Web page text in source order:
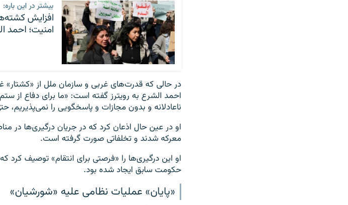
بیشتر در این باره:
افزایش
امنیت؛ احمد
در حالی که قدرت‌های غربی و سازمان ملل از «کشتار»
احمد الشرع به رویترز گفته است: «ما برای دفاع از
ناعادلانه و بدون مجازات و پاسخگویی را نمی‌پذیریم،
او در عین حال اذعان کرد که در جریان درگیری‌ها در
معرکه شدند و تخلفاتی صورت گرفته است.
او این درگیری‌ها را «فرصتی برای انتقام» توصیف
حکومت سابق ایجاد شده بود.
«پایان» عملیات نظامی علیه «شورشیان»